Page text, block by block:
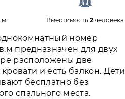
Вместимость2 человека
номер
предназначен для двух
расположены две
и есть балкон. Дети
бесплатно без
спального места.